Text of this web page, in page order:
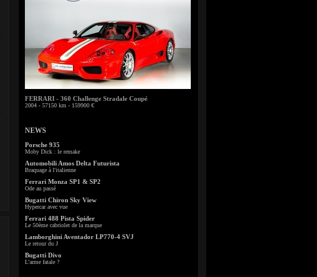
FERRARI - 360 Challenge Stradale Coupé
2004 - 57150 km - 159900 €
NEWS
Porsche 935
Moby Dick : le remake
Automobili Amos Delta Futurista
Braquage à l'italienne
Ferrari Monza SP1 & SP2
Ode au passé
Bugatti Chiron Sky View
Hypercar avec vue
Ferrari 488 Pista Spider
Le 50ème cabriolet de la marque
Lamborghini Aventador LP770-4 SVJ
Le retour du J
Bugatti Divo
L'arme fatale ?